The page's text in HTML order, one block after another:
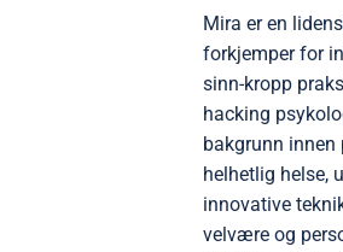
Mira er en
forkjemper for
sinn-kropp
hacking
bakgrunn innen
helhetlig helse,
innovative
velvære og